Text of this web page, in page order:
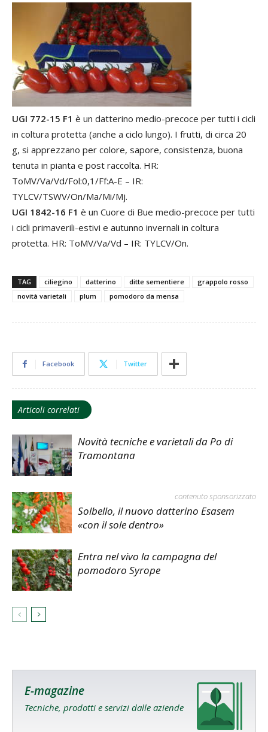
UGI 772-15 F1 è un datterino medio-precoce per tutti i cicli
in coltura protetta (anche a ciclo lungo). I frutti, di circa 20
g, si apprezzano per colore, sapore, consistenza, buona
tenuta in pianta e post raccolta. HR:
ToMV/Va/Vd/Fol:0,1/Ff:A-E – IR:
TYLCV/TSWV/On/Ma/Mi/Mj.
UGI 1842-16 F1 è un Cuore di Bue medio-precoce per tutti
i cicli primaverili-estivi e autunno invernali in coltura
protetta. HR: ToMV/Va/Vd – IR: TYLCV/On.
TAG ciliegino datterino ditte sementiere
grappolo rosso
novità varietali
plum pomodoro da mensa
Facebook Twitter
Articoli correlati
Novità tecniche e varietali da Po di
Tramontana
contenuto sponsorizzato
Solbello, il nuovo datterino Esasem
«con il sole dentro»
Entra nel vivo la campagna del
pomodoro Syrope
E-magazine
Tecniche, prodotti e servizi dalle aziende